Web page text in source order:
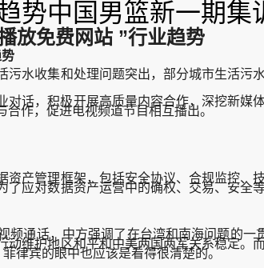
势中国男篮新一期
放免费网站 ”行业趋势
收集和处理问题突出，部分城市生活污
，积极开展高质量内容合作，深挖新媒
合作，促进电视频道节目相互播出。
管理框架，包括安全协议、合规监控、
应对数据资产运营中的确权、交易、安
话，中方强调了在台湾和南海问题的一
维护地区和平和中美两国两军关系稳定
律宾的眼中也应该是看得很清楚的。